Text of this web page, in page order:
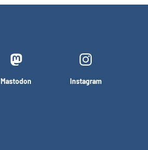
Mastodon Instagram